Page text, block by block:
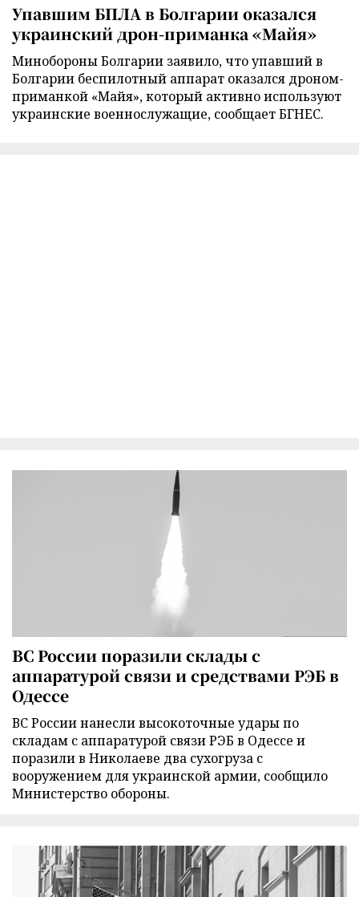
Упавшим БПЛА в Болгарии оказался
украинский дрон-приманка «Майя»
Минобороны Болгарии заявило, что упавший в
Болгарии беспилотный аппарат оказался дроном-
приманкой «Майя», который активно используют
украинские военнослужащие, сообщает БГНЕС.
ВС России поразили склады с
аппаратурой связи и средствами РЭБ в
Одессе
ВС России нанесли высокоточные удары по
складам с аппаратурой связи РЭБ в Одессе и
поразили в Николаеве два сухогруза с
вооружением для украинской армии, сообщило
Министерство обороны.